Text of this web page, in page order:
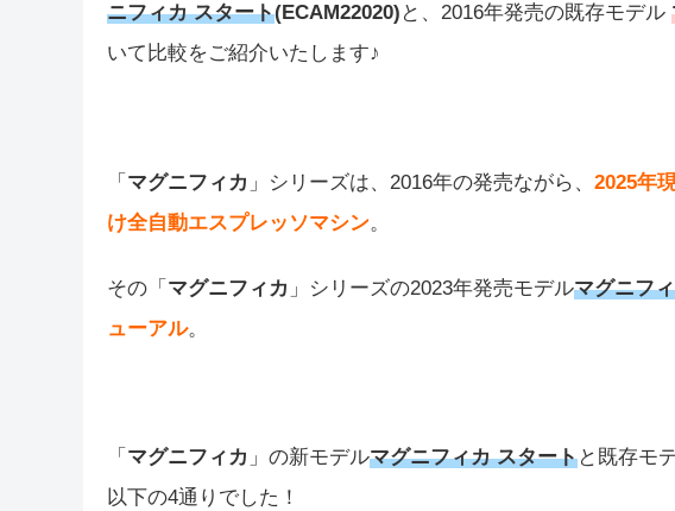
ニフィカ スタート(ECAM22020) と 、2016年発売の既存モデル
いて比較をご紹介いたします♪
「 マグニフィカ 」シリーズは、2016年の発売ながら、 2025年
け全自動エスプレッソマシン。
その「 マグニフィカ 」シリーズの2023年発売モデルマグニフ
ューアル。
「 マグニフィカ 」の新モデルマグニフィカ スタートと既存モ
以下の4通りでした！